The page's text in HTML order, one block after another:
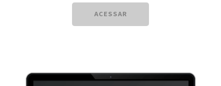
ACESSAR